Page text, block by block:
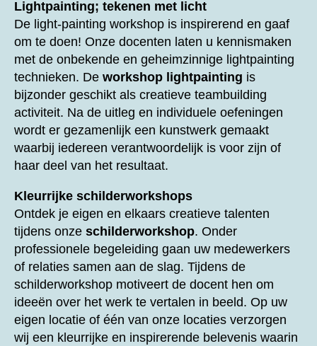
Lightpainting; tekenen met licht
De light-painting workshop is inspirerend en gaaf
om te doen! Onze docenten laten u kennismaken
met de onbekende en geheimzinnige lightpainting
technieken. De workshop lightpainting is
bijzonder geschikt als creatieve teambuilding
activiteit. Na de uitleg en individuele oefeningen
wordt er gezamenlijk een kunstwerk gemaakt
waarbij iedereen verantwoordelijk is voor zijn of
haar deel van het resultaat.
Kleurrijke schilderworkshops
Ontdek je eigen en elkaars creatieve talenten
tijdens onze schilderworkshop. Onder
professionele begeleiding gaan uw medewerkers
of relaties samen aan de slag. Tijdens de
schilderworkshop motiveert de docent hen om
ideeën over het werk te vertalen in beeld. Op uw
eigen locatie of één van onze locaties verzorgen
wij een kleurrijke en inspirerende belevenis waarin